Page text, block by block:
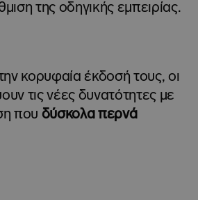
της οδηγικής εμπειρίας.
κορυφαία έκδοσή τους, οι
τις νέες δυνατότητες με
που δύσκολα περνά